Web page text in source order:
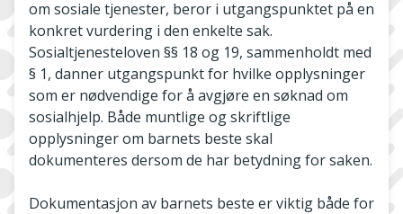
om sosiale tjenester, beror i utgangspunktet på en
konkret vurdering i den enkelte sak.
Sosialtjenesteloven §§ 18 og 19, sammenholdt med
§ 1, danner utgangspunkt for hvilke opplysninger
som er nødvendige for å avgjøre en søknad om
sosialhjelp. Både muntlige og skriftlige
opplysninger om barnets beste skal
dokumenteres dersom de har betydning for saken.
Dokumentasjon av barnets beste er viktig både for